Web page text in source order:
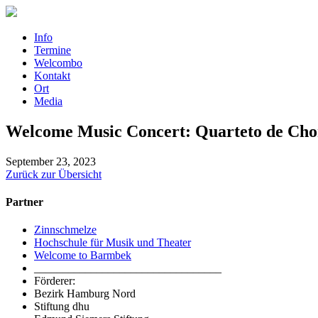
Info
Termine
Welcombo
Kontakt
Ort
Media
Welcome Music Concert: Quarteto de
September 23, 2023
Zurück zur Übersicht
Partner
Zinnschmelze
Hochschule für Musik und Theater
Welcome to Barmbek
Förderer:
Bezirk Hamburg Nord
Stiftung dhu